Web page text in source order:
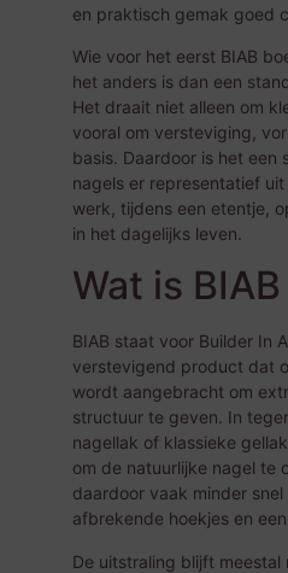
en praktisch gemak goed
Wie voor het eerst BIAB
het anders is dan een
Het draait niet alleen om
vooral om versteviging,
basis. Daardoor is het een
nagels er representatief
werk, tijdens een etentje,
in het dagelijks leven.
Wat is
BIAB staat voor Builder In
verstevigend product dat
wordt aangebracht om
structuur te geven. In
nagellak of klassieke
om de natuurlijke nagel te
daardoor vaak minder snel
afbrekende hoekjes en
De uitstraling blijft meestal